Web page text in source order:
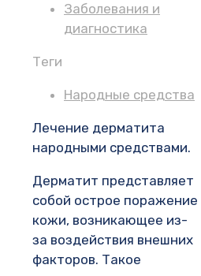
Заболевания и
диагностика
Теги
Народные средства
Лечение дерматита
народными средствами.
Дерматит представляет
собой острое поражение
кожи, возникающее из-
за воздействия внешних
факторов. Такое